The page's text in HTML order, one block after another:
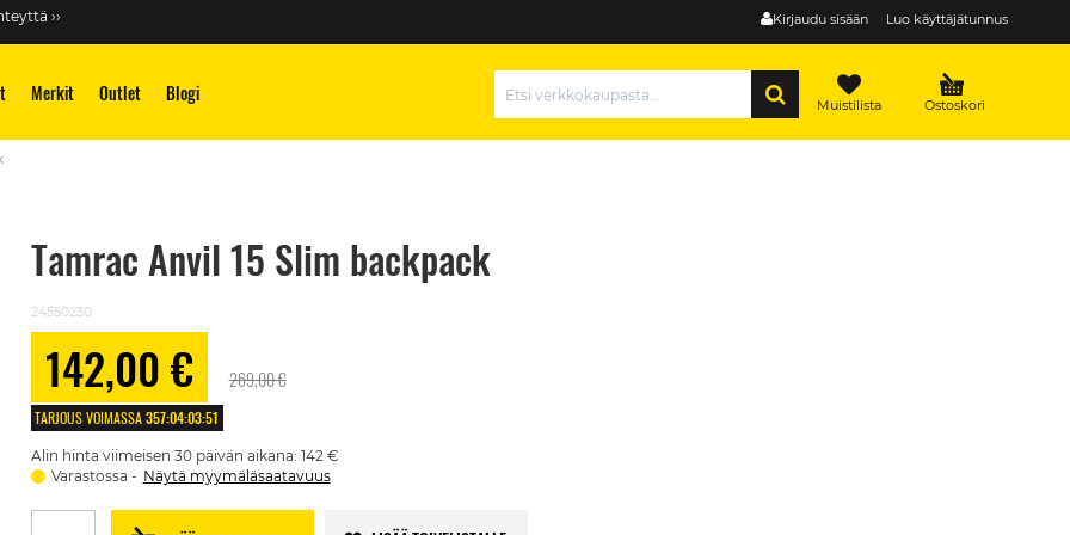
Kirjaudu sisään Luo käyttäjätunnus
››
Merkit Outlet Blogi Ostoskori
Muistilista
Tamrac Anvil 15 Slim backpack
24550230
Alennushinta
142,00 € 269,00 €
TARJOUS VOIMASSA357:04:03:51
Alin hinta viimeisen 30 päivän aikana: 142 €
Varastossa
Näytä myymäläsaatavuus